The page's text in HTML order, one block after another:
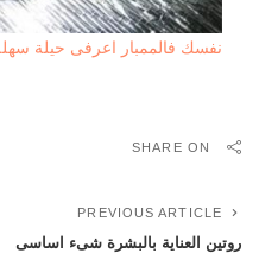
نفسك فالممبار اعرفى حيلة
SHARE ON
PREVIOUS ARTICLE
روتين العناية بالبشرة شىء اساسى